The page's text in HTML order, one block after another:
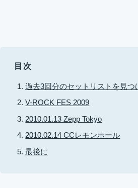
目次
過去3回分のセットリストを見つ
V-ROCK FES 2009
2010.01.13 Zepp Tokyo
2010.02.14 CCレモンホール
最後に